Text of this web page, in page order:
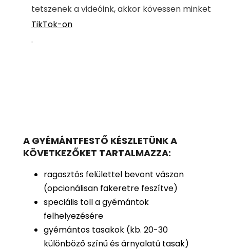
tetszenek a videóink, akkor kövessen minket
TikTok-on
.
A GYÉMÁNTFESTŐ KÉSZLETÜNK A
KÖVETKEZŐKET TARTALMAZZA:
ragasztós felülettel bevont vászon
(opcionálisan fakeretre feszítve)
speciális toll a gyémántok
felhelyezésére
gyémántos tasakok (kb. 20-30
különböző színű és árnyalatú tasak)